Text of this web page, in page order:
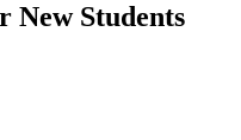
New Students